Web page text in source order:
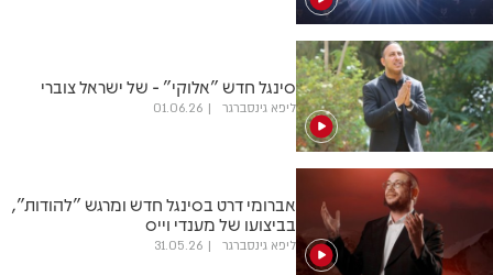
סינגל חדש "אלוקי" - של ישראל צוברי
ליפא גינסברגר 01.06.26
אברומי דרט בסינגל חדש ומרגש "להודות",
בביצועו של מענדי וייס
ליפא גינסברגר 31.05.26